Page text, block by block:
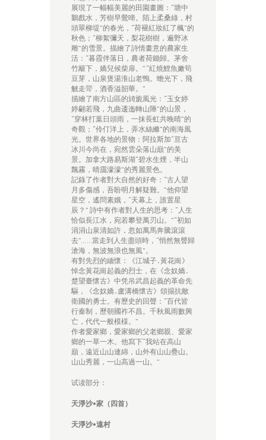
展現了一幅幅美麗的田園畫圖：“塘中
鵝戲水，芳樹早鶯啼。陌上柔桑綠，村
頭翠柳堤”的春光，“荷褪紅妝紅了楓”的
秋色；“柳絮彌天，梨花樹樹，遍野冰
雕”的雪景。描繪了詩情畫意的農家生
活：“暮霞伴落日，農者荷鋤歸。茅舍
竹籬下，嬌兒候柴扉。” “紅燒鯉魚嫩筍
豆芽，山泉煲湯淮山老鴨。蟾光下，飛
觥走斝，酒香溢韶華。”
描繪了南方山區的旑旎風光：“玉女婷
婷翩若飛，九曲逶迤轉山陲”的山景，
“穿林打葉日頭雨，一抹長虹共晚晴”的
奇觀；“伶仃洋上，弄水絲縧”的南海風
光。世界各地的景物：阿拉斯加“亘古
冰川今尚在，宛然雲朵落山巔”的美
景。加拿大路易斯湖“碧水生煙，半山
飄霧，晴靄濛濛”的秀麗景色。
記錄了作者對大自然的好奇：“古人望
月多傷感，吾盼明月解疑難。”他仰望
星空，遙問素娥，“天幕上，誰置星
辰？” 詩中有作者對人生的思考：“人生
恰似長江水，宛若攀登萬刃山。”“初如
涓涓山泉清如許，忽如萬馬奔騰滾滾
去”……當走到人生盡頭時，“悄然無聲歸
滄海，無波無浪也無風”。
有對先烈的緬懷：《江城子․黃花崗》
悼念黃花崗起義的烈士，在《念奴嬌․
楚望臺懷古》中凭吊武昌起義的革命先
驅，《念奴嬌․盧溝橋懷古》頌掦抗敵
衛國的勇士。有歷史的回聲：“百代皆
行秦制，歷朝國祚不昌。千秋風雨數興
亡，代代一般模様。”
作者愛家鄉，愛家鄉的父老鄉親、愛家
鄉的一草一木。他寫下“我站在高山
巔，遠近山山連綿，山外有山山疊山。
山山秀麗，一山高過一山。”
试读部分：
天淨沙•家（四首）
天淨沙•遠村